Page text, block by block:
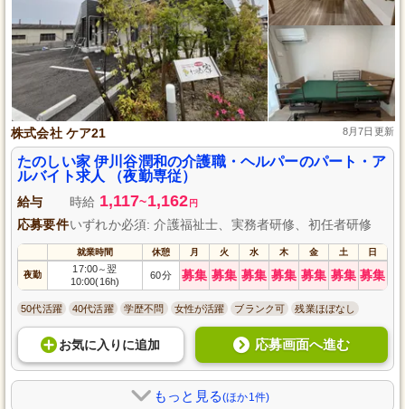
株式会社 ケア21 8月7日更新
たのしい家 伊川谷潤和の介護職・ヘルパーのパート・ア
ルバイト求人 （夜勤専従）
給与 時給 1,117~1,162 円
応募要件いずれか必須: 介護福祉士、実務者研修、初任者研修
就業時間 休憩 月 火 水 木 金 土 日
夜勤
17:00～翌
10:00(16h)
60分 募集 募集 募集 募集 募集 募集 募集
50代活躍 40代活躍 学歴不問 女性が活躍 ブランク可 残業ほぼなし
お気に入り に追加 応募画面へ進む
もっと見る(ほか1件)